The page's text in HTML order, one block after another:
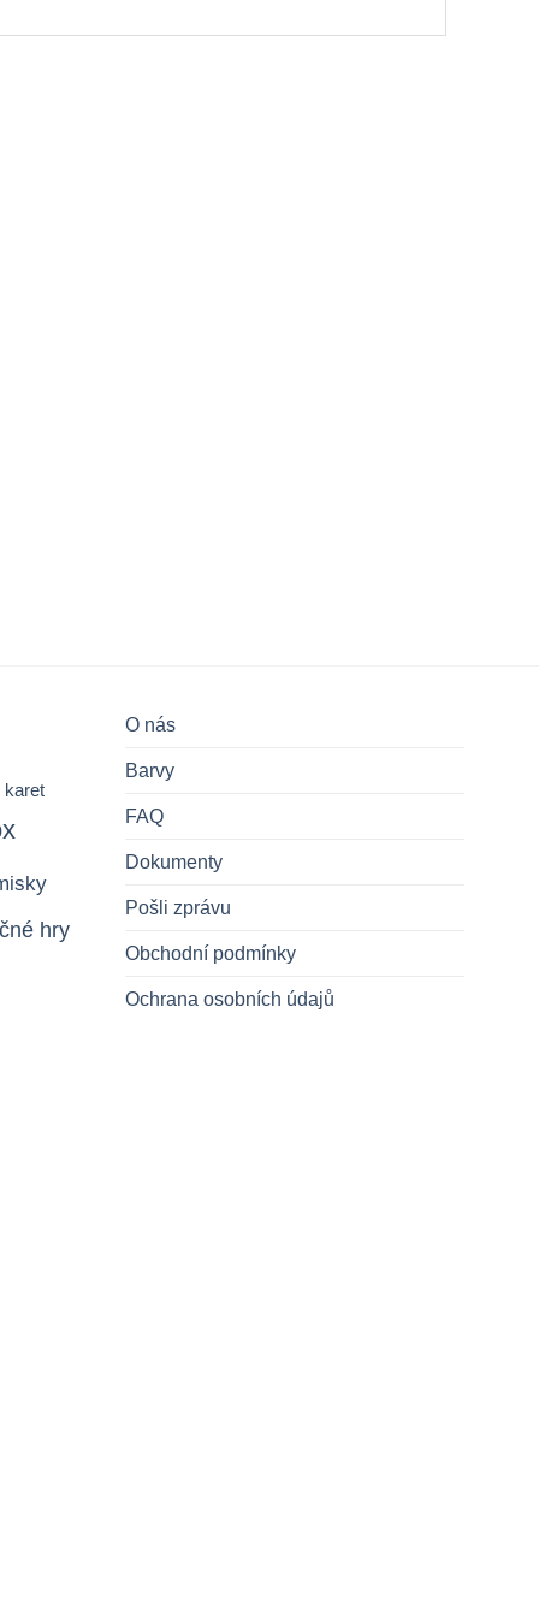
karet
hry
O nás
Barvy
FAQ
Dokumenty
Pošli zprávu
Obchodní podmínky
Ochrana osobních údajů